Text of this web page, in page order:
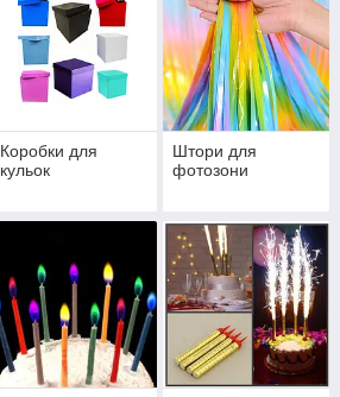
Коробки для
кульок
Штори для
фотозони